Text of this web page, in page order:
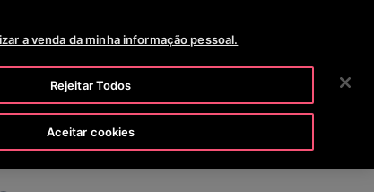
DE NOTICIAS CARREIRAS 2 VIA DA FATURA
BUSCAR
a venda da minha informação pessoal.
Rejeitar Todos
Aceitar cookies